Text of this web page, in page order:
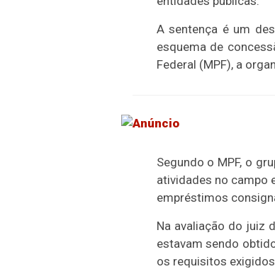
A sentença é um
esquema de
Federal (MPF), a
Segundo o MPF, o
atividades no campo
empréstimos
Na avaliação do juiz
estavam sendo
os requisitos